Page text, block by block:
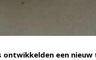
ontwikkelden een